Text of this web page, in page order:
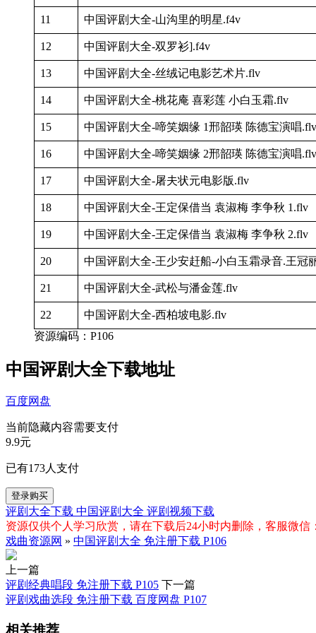
11 中国评剧大全-山沟里的明星.f4v
12 中国评剧大全-双罗衫].f4v
13 中国评剧大全-丝绒记电影艺术片.flv
14 中国评剧大全-桃花庵 喜彩莲 小白玉霜.flv
15 中国评剧大全-啼笑姻缘 1邢韶瑛 陈德宝演唱.flv
16 中国评剧大全-啼笑姻缘 2邢韶瑛 陈德宝演唱.flv
17 中国评剧大全-屠夫状元电影版.flv
18 中国评剧大全-王定保借当 袁淑梅 李争秋 1.flv
19 中国评剧大全-王定保借当 袁淑梅 李争秋 2.flv
20 中国评剧大全-王少安赶船-小白玉霜录音.王冠
21 中国评剧大全-武松与潘金莲.flv
22
中国评剧大全-西柏坡电影.flv
资源编码：P106
中国评剧大全下载地址
百度网盘
当前隐藏内容需要支付
9.9元
已有173人支付
登录购买
评剧大全下载 中国评剧大全 评剧视频下载
资源仅供个人学习欣赏，请在下载后24小时内删除，客服微信
戏曲资源网 » 中国评剧大全 免注册下载 P106
上一篇
评剧经典唱段 免注册下载 P105 下一篇
评剧戏曲选段 免注册下载 百度网盘 P107
相关推荐